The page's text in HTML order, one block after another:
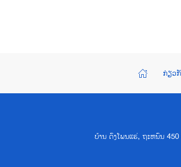
ກ່ຽວ
ບ້ານ ດົງໂພນແຮ່, ຖະຫນົນ